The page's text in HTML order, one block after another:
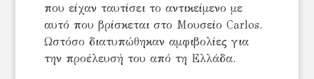
που είχαν ταυτίσει το αντικείμενο με
αυτό που βρίσκεται στο Μουσείο Carlos.
Ωστόσο διατυπώθηκαν αμφιβολίες για
την προέλευσή του από τη Ελλάδα.